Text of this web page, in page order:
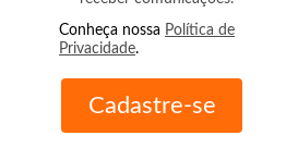
Conheça nossa Política de
Privacidade.